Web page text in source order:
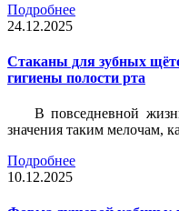
Подробнее
24.12.2025
Стаканы для зубных
гигиены полости рта
В повседневной
значения таким мелочам,
Подробнее
10.12.2025